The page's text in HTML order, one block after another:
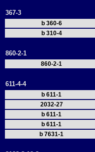
367-3
b 360-6
b 310-4
860-2-1
860-2-1
611-4-4
b 611-1
2032-27
b 611-1
b 611-1
b 7631-1